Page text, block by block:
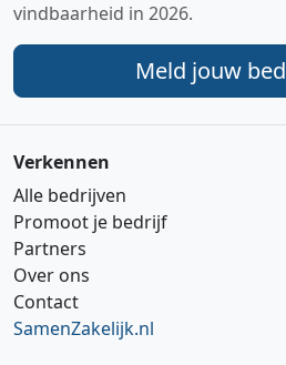
vindbaarheid in 2026.
Meld jouw
Verkennen
Alle bedrijven
Promoot je bedrijf
Partners
Over ons
Contact
SamenZakelijk.nl